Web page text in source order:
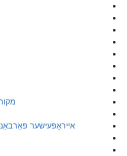
אייראָפּעישער פאַרבאַנד